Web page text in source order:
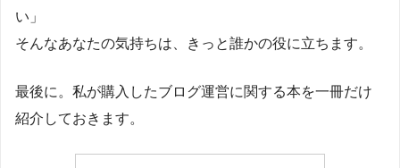
い」
そんなあなたの気持ちは、きっと誰かの役に立ちます。
最後に。私が購入したブログ運営に関する本を一冊だけ
紹介しておきます。